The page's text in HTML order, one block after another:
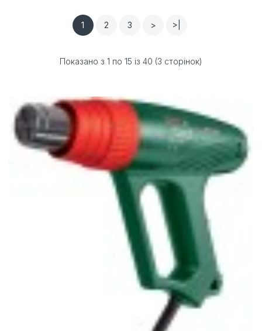
1 2 3 > >|
Показано з 1 по 15 із 40 (3 сторінок)